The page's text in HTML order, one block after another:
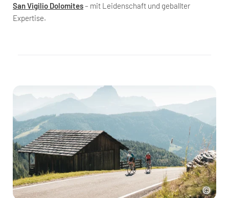
San Vigilio Dolomites– mit Leidenschaft und geballter
Expertise.